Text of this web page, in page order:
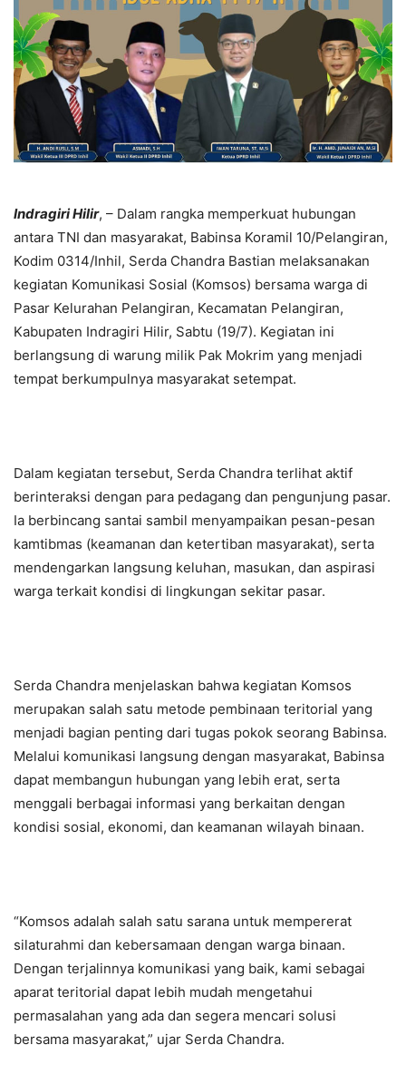
Indragiri Hilir, – Dalam rangka memperkuat hubungan
antara TNI dan masyarakat, Babinsa Koramil 10/Pelangiran,
Kodim 0314/Inhil, Serda Chandra Bastian melaksanakan
kegiatan Komunikasi Sosial (Komsos) bersama warga di
Pasar Kelurahan Pelangiran, Kecamatan Pelangiran,
Kabupaten Indragiri Hilir, Sabtu (19/7). Kegiatan ini
berlangsung di warung milik Pak Mokrim yang menjadi
tempat berkumpulnya masyarakat setempat.
Dalam kegiatan tersebut, Serda Chandra terlihat aktif
berinteraksi dengan para pedagang dan pengunjung pasar.
Ia berbincang santai sambil menyampaikan pesan-pesan
kamtibmas (keamanan dan ketertiban masyarakat), serta
mendengarkan langsung keluhan, masukan, dan aspirasi
warga terkait kondisi di lingkungan sekitar pasar.
Serda Chandra menjelaskan bahwa kegiatan Komsos
merupakan salah satu metode pembinaan teritorial yang
menjadi bagian penting dari tugas pokok seorang Babinsa.
Melalui komunikasi langsung dengan masyarakat, Babinsa
dapat membangun hubungan yang lebih erat, serta
menggali berbagai informasi yang berkaitan dengan
kondisi sosial, ekonomi, dan keamanan wilayah binaan.
“Komsos adalah salah satu sarana untuk mempererat
silaturahmi dan kebersamaan dengan warga binaan.
Dengan terjalinnya komunikasi yang baik, kami sebagai
aparat teritorial dapat lebih mudah mengetahui
permasalahan yang ada dan segera mencari solusi
bersama masyarakat,” ujar Serda Chandra.